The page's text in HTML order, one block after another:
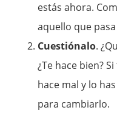
estás ahora.
aquello que
Cuestiónalo.
¿Te hace bien?
hace mal y lo
para cambiarlo.